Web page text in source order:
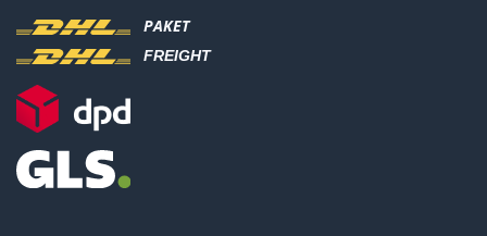
PAKET
FREIGHT